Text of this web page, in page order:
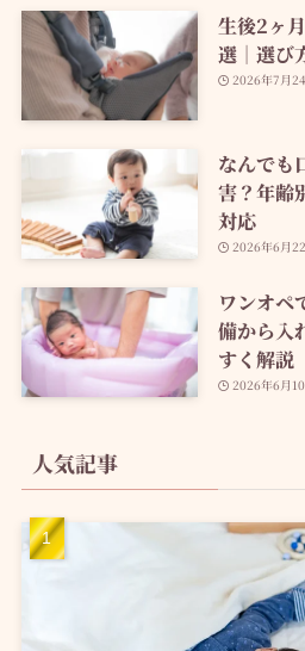
生後2ヶ
選｜選び
2026年7月
なんでも
害？年齢
対応
2026年6月
ワンオペ
備から入
すく解説
2026年6月
人気記事